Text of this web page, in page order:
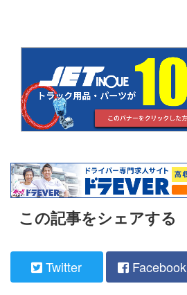
この記事をシェアする
Twitter Facebook